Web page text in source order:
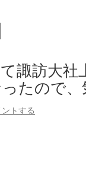
諏訪大社
ったので
トする